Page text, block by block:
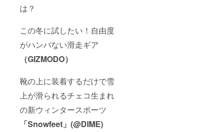
は？
この冬に試したい！自由度
がハンパない滑走ギア
（GIZMODO）
靴の上に装着するだけで雪
上が滑られるチェコ生まれ
の新ウィンタースポーツ
「Snowfeet」(@DIME)